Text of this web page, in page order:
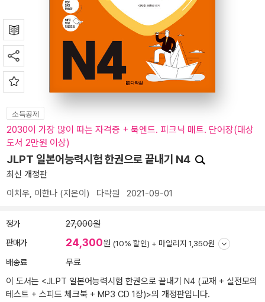
소득공제
2030이 가장 많이 따는 자격증 + 북엔드. 피크닉 매트. 단어장(대상
도서 2만원 이상)
JLPT 일본어능력시험 한권으로 끝내기 N4
최신 개정판
이치우, 이한나 (지은이) 다락원 2021-09-01
정가 27,000원
판매가 24,300원 (10% 할인) + 마일리지 1,350원
배송료
무료
이 도서는 <JLPT 일본어능력시험 한권으로 끝내기 N4 (교재 + 실전모의
테스트 + 스피드 체크북 + MP3 CD 1장)>의 개정판입니다.